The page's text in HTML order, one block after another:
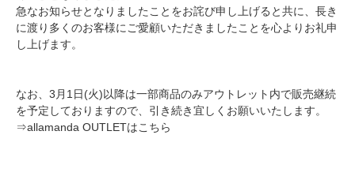
急なお知らせとなりましたことをお詫び申し上げると共に、長き
に渡り多くのお客様にご愛顧いただきましたことを心よりお礼申
し上げます。
なお、3月1日(火)以降は一部商品のみアウトレット内で販売継続
を予定しておりますので、引き続き宜しくお願いいたします。
⇒allamanda OUTLETはこちら